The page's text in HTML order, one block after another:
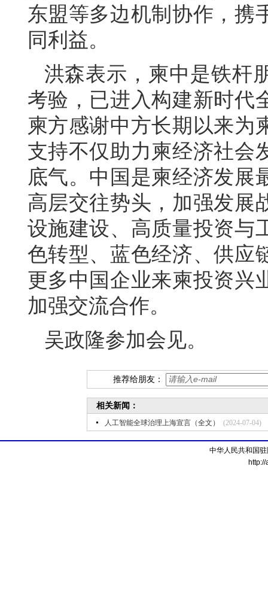
东盟等多边机制协作，携
同利益。
洪森表示，柬中是铁杆
考验，已进入构建新时代
柬方感谢中方长期以来为
支持不仅助力柬经济社会
底气。中国是柬经济发展
高层交往势头，加强发展
设施建设、高质量投资与
色转型、蓝色经济、供应
更多中国企业来柬投资兴
加强交流合作。
吴政隆参加会见。
推荐给朋友：
相关新闻：
人工智能全球治理上海宣言（全文） (2024-07-04)
中华人民共和国